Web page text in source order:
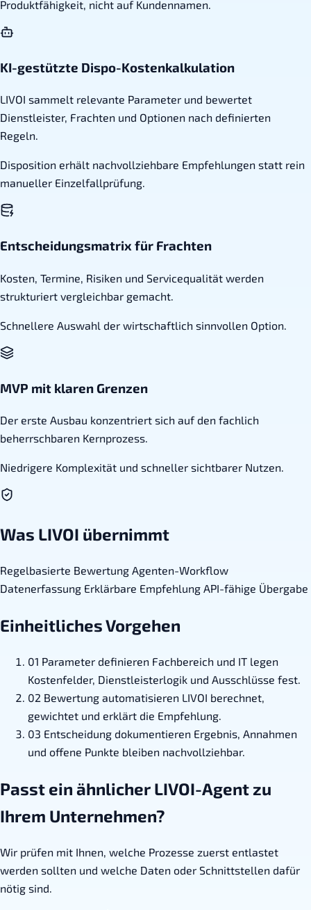
Produktfähigkeit, nicht auf Kundennamen.
KI-gestützte Dispo-Kostenkalkulation
LIVOI sammelt relevante Parameter und bewertet
Dienstleister, Frachten und Optionen nach definierten
Regeln.
Disposition erhält nachvollziehbare Empfehlungen statt rein
manueller Einzelfallprüfung.
Entscheidungsmatrix für Frachten
Kosten, Termine, Risiken und Servicequalität werden
strukturiert vergleichbar gemacht.
Schnellere Auswahl der wirtschaftlich sinnvollen Option.
MVP mit klaren Grenzen
Der erste Ausbau konzentriert sich auf den fachlich
beherrschbaren Kernprozess.
Niedrigere Komplexität und schneller sichtbarer Nutzen.
Was LIVOI übernimmt
Regelbasierte Bewertung Agenten-Workflow
Datenerfassung Erklärbare Empfehlung API-fähige Übergabe
Einheitliches Vorgehen
01 Parameter definieren Fachbereich und IT legen
Kostenfelder, Dienstleisterlogik und Ausschlüsse fest.
02 Bewertung automatisieren LIVOI berechnet,
gewichtet und erklärt die Empfehlung.
03 Entscheidung dokumentieren Ergebnis, Annahmen
und offene Punkte bleiben nachvollziehbar.
Passt ein ähnlicher LIVOI-Agent zu
Ihrem Unternehmen?
Wir prüfen mit Ihnen, welche Prozesse zuerst entlastet
werden sollten und welche Daten oder Schnittstellen dafür
nötig sind.